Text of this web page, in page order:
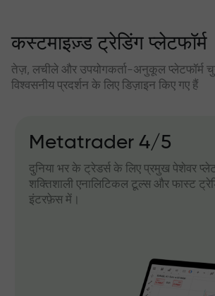
कस्टमाइज़्ड ट्रेडिंग प्लेटफॉर्म
तेज़, लचीले और उपयोगकर्ता-अनुकूल प्लेटफॉर्म
विश्वसनीय प्रदर्शन के लिए डिज़ाइन किए गए हैं
Metatrader 4/5
दुनिया भर के ट्रेडर्स के लिए प्रमुख पेशेवर
शक्तिशाली एनालिटिकल टूल्स और फास्ट
इंटरफ़ेस में।